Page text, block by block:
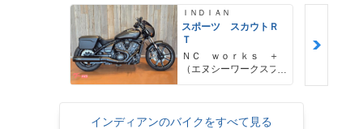
ＩＮＤＩＡＮ
スポーツ スカウトＲ
Ｔ
ＮＣ ｗｏｒｋｓ ＋
（エヌシーワークスプ
インディアンのバイクをすべて見る